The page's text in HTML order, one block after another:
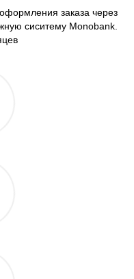
заказа через
сиситему Monobank.